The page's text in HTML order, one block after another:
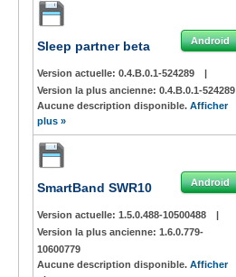
Sleep partner beta Android
Version actuelle: 0.4.B.0.1-524289
|
Version la plus ancienne: 0.4.B.0.1-524289
Aucune description disponible. Afficher
plus »
SmartBand SWR10 Android
Version actuelle: 1.5.0.488-10500488
|
Version la plus ancienne: 1.6.0.779-
10600779
Aucune description disponible. Afficher